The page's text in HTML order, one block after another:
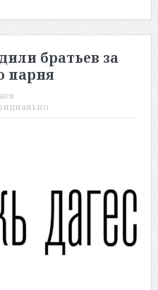
братьев за
парня